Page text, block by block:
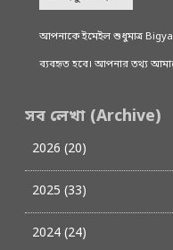
আপনাকে ইমেইল শুধুমাত্র
ব্যবহৃত হবে। আপনার তথ্য
সব লেখা (Archive)
2026 (20)
2025 (33)
2024 (24)